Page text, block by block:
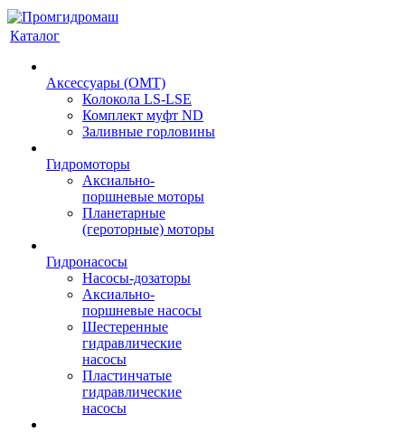
Каталог
Аксессуары (OMT)
Колокола LS-LSE
Комплект муфт ND
Заливные горловины
Гидромоторы
Аксиально-
поршневые моторы
Планетарные
(героторные) моторы
Гидронасосы
Насосы-дозаторы
Аксиально-
поршневые насосы
Шестеренные
гидравлические
насосы
Пластинчатые
гидравлические
насосы